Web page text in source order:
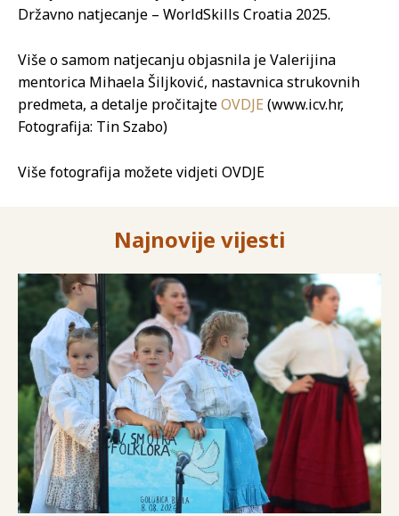
Državno natjecanje – WorldSkills Croatia 2025.
Više o samom natjecanju objasnila je Valerijina
mentorica Mihaela Šiljković, nastavnica strukovnih
predmeta, a detalje pročitajteOVDJE (www.icv.hr,
Fotografija: Tin Szabo)
Više fotografija možete vidjeti OVDJE
Najnovije vijesti